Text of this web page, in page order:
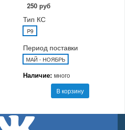
250 руб
Тип КС
P9
Период поставки
МАЙ - НОЯБРЬ
Наличие: много
В корзину